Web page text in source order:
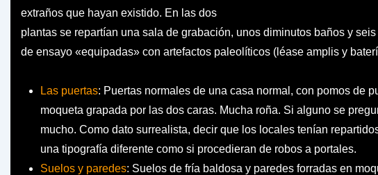
extraños que hayan existido. En las dos
plantas se repartían una sala de grabación, unos diminutos baños y
de ensayo «equipadas» con artefactos paleolíticos (léase amplis y
Las puertas: Puertas normales de una casa normal, con pomos de
moqueta grapada por las dos caras. Mucha roña. Si alguno se
mucho. Como dato surrealista, decir que los locales tenían
una tipografía diferente como si procedieran de robos a portales.
Suelos y paredes: Suelos de fría baldosa y paredes forradas en